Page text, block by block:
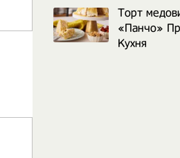
Торт
«Панчо»
Кухня